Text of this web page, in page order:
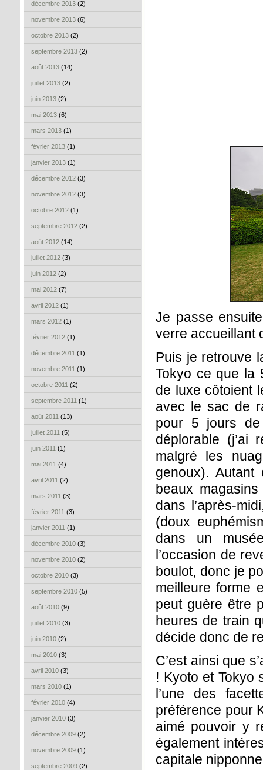
décembre 2013 (2)
novembre 2013 (6)
octobre 2013 (2)
septembre 2013 (2)
août 2013 (14)
juillet 2013 (2)
juin 2013 (2)
mai 2013 (6)
mars 2013 (1)
février 2013 (1)
janvier 2013 (1)
décembre 2012 (3)
novembre 2012 (3)
octobre 2012 (1)
septembre 2012 (2)
août 2012 (14)
juillet 2012 (3)
juin 2012 (2)
mai 2012 (7)
avril 2012 (1)
mars 2012 (1)
février 2012 (1)
décembre 2011 (1)
novembre 2011 (1)
octobre 2011 (2)
septembre 2011 (1)
août 2011 (13)
juillet 2011 (5)
juin 2011 (1)
mai 2011 (4)
avril 2011 (2)
mars 2011 (3)
février 2011 (3)
janvier 2011 (1)
décembre 2010 (3)
novembre 2010 (2)
octobre 2010 (3)
septembre 2010 (5)
août 2010 (9)
juillet 2010 (3)
juin 2010 (2)
mai 2010 (3)
avril 2010 (3)
mars 2010 (1)
février 2010 (4)
janvier 2010 (3)
décembre 2009 (2)
novembre 2009 (1)
septembre 2009 (2)
Je passe
verre accueillant
Puis je retrouve
Tokyo ce que la
de luxe côtoient
avec le sac de
pour 5 jours
déplorable (j’ai
malgré les
genoux).
beaux
dans l’après-
(doux
dans un
l’occasion de
boulot, donc je
meilleure forme
peut guère être
heures de train
décide donc de
C’est ainsi que
! Kyoto et Tokyo
l’une des
préférence pour
aimé pouvoir y
également
capitale